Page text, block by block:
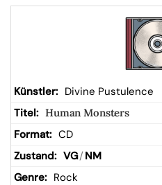
kor
b
Divine Pustulence
Human Monsters
CD
VG/ NM
Rock